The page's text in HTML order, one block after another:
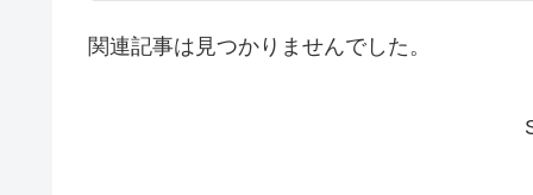
関連記事は見つかりませんでした。